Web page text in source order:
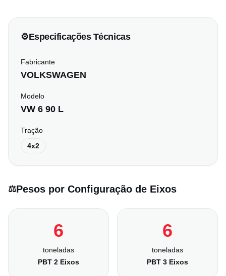
⚙️Especificações Técnicas
Fabricante
VOLKSWAGEN
Modelo
VW 6 90 L
Tração
4x2
⚖️Pesos por Configuração de Eixos
6
toneladas
PBT 2 Eixos
6
toneladas
PBT 3 Eixos